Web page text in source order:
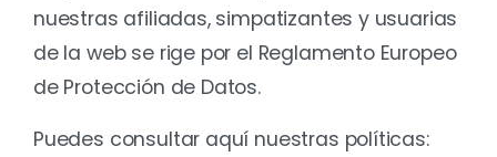
nuestras afiliadas, simpatizantes y usuarias
de la web se rige por el Reglamento Europeo
de Protección de Datos.
Puedes consultar aquí nuestras políticas: